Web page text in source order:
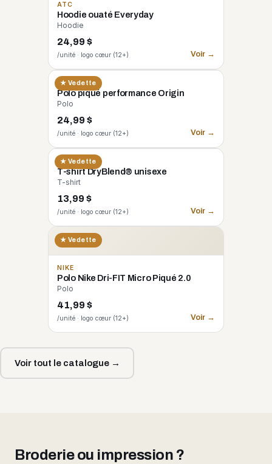
ATC
Hoodie ouaté Everyday
Hoodie
24,99 $
/unité · logo cœur (12+) Voir →
★ Vedette
CORE 365
Polo piqué performance Origin
Polo
24,99 $
/unité · logo cœur (12+) Voir →
★ Vedette
GILDAN
T-shirt DryBlend® unisexe
T-shirt
13,99 $
/unité · logo cœur (12+) Voir →
★ Vedette
NIKE
Polo Nike Dri-FIT Micro Piqué 2.0
Polo
41,99 $
/unité · logo cœur (12+) Voir →
Voir tout le catalogue →
Broderie ou impression ?